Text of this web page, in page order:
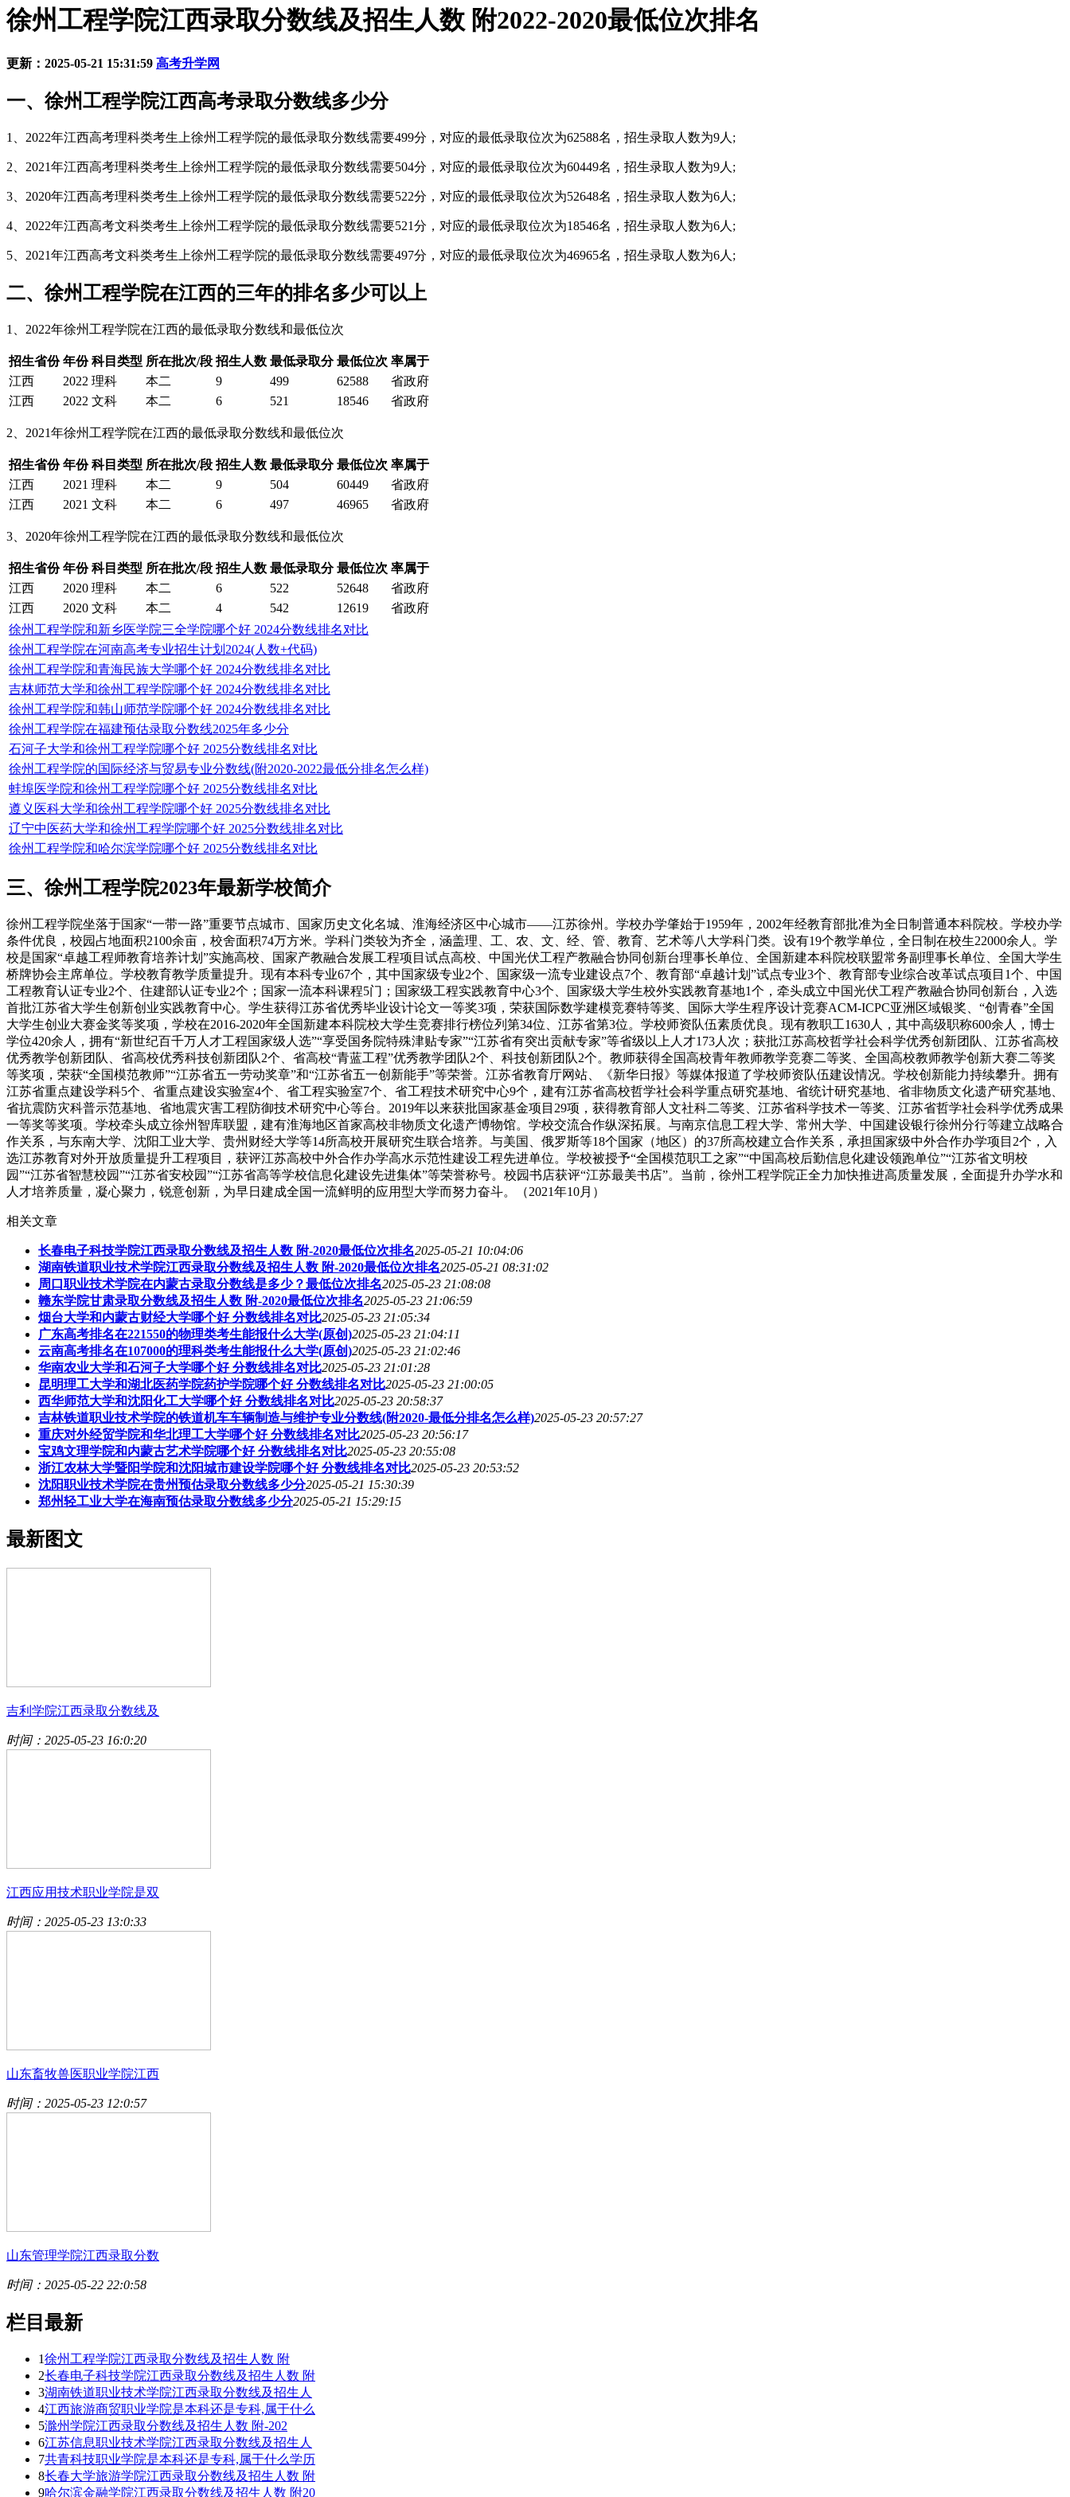
徐州工程学院江西录取分数线及招生人数 附2022-2020最低位次排名
更新：2025-05-21 15:31:59 高考升学网
一、徐州工程学院江西高考录取分数线多少分
1、2022年江西高考理科类考生上徐州工程学院的最低录取分数线需要499分，对应的最低录取位次为62588名，招生录取人数为9人;
2、2021年江西高考理科类考生上徐州工程学院的最低录取分数线需要504分，对应的最低录取位次为60449名，招生录取人数为9人;
3、2020年江西高考理科类考生上徐州工程学院的最低录取分数线需要522分，对应的最低录取位次为52648名，招生录取人数为6人;
4、2022年江西高考文科类考生上徐州工程学院的最低录取分数线需要521分，对应的最低录取位次为18546名，招生录取人数为6人;
5、2021年江西高考文科类考生上徐州工程学院的最低录取分数线需要497分，对应的最低录取位次为46965名，招生录取人数为6人;
二、徐州工程学院在江西的三年的排名多少可以上
1、2022年徐州工程学院在江西的最低录取分数线和最低位次
招生省份 年份 科目类型 所在批次/段 招生人数 最低录取分 最低位次 率属于
江西
2022 理科 本二 9 499 62588
省政府
江西
2022 文科 本二 6 521 18546 省政府
2、2021年徐州工程学院在江西的最低录取分数线和最低位次
招生省份 年份 科目类型 所在批次/段 招生人数 最低录取分 最低位次 率属于
江西
2021 理科 本二 9 504 60449
省政府
江西
2021 文科 本二 6 497 46965 省政府
3、2020年徐州工程学院在江西的最低录取分数线和最低位次
招生省份 年份 科目类型 所在批次/段 招生人数 最低录取分 最低位次 率属于
江西
2020 理科 本二 6 522 52648
省政府
江西
2020 文科 本二 4 542 12619
省政府
徐州工程学院和新乡医学院三全学院哪个好 2024分数线排名对比
徐州工程学院在河南高考专业招生计划2024(人数+代码)
徐州工程学院和青海民族大学哪个好 2024分数线排名对比
吉林师范大学和徐州工程学院哪个好 2024分数线排名对比
徐州工程学院和韩山师范学院哪个好 2024分数线排名对比
徐州工程学院在福建预估录取分数线2025年多少分
石河子大学和徐州工程学院哪个好 2025分数线排名对比
徐州工程学院的国际经济与贸易专业分数线(附2020-2022最低分排名怎么样)
蚌埠医学院和徐州工程学院哪个好 2025分数线排名对比
遵义医科大学和徐州工程学院哪个好 2025分数线排名对比
辽宁中医药大学和徐州工程学院哪个好 2025分数线排名对比
徐州工程学院和哈尔滨学院哪个好 2025分数线排名对比
三、徐州工程学院2023年最新学校简介
徐州工程学院坐落于国家“一带一路”重要节点城市、国家历史文化名城、淮海经济区中心城市——江苏徐州。学校办学肇始于1959年，2002年经教育部批准为全日制普通本科院校。学校办学
条件优良，校园占地面积2100余亩，校舍面积74万方米。学科门类较为齐全，涵盖理、工、农、文、经、管、教育、艺术等八大学科门类。设有19个教学单位，全日制在校生22000余人。学
校是国家“卓越工程师教育培养计划”实施高校、国家产教融合发展工程项目试点高校、中国光伏工程产教融合协同创新台理事长单位、全国新建本科院校联盟常务副理事长单位、全国大学生
桥牌协会主席单位。学校教育教学质量提升。现有本科专业67个，其中国家级专业2个、国家级一流专业建设点7个、教育部“卓越计划”试点专业3个、教育部专业综合改革试点项目1个、中国
工程教育认证专业2个、住建部认证专业2个；国家一流本科课程5门；国家级工程实践教育中心3个、国家级大学生校外实践教育基地1个，牵头成立中国光伏工程产教融合协同创新台，入选
首批江苏省大学生创新创业实践教育中心。学生获得江苏省优秀毕业设计论文一等奖3项，荣获国际数学建模竞赛特等奖、国际大学生程序设计竞赛ACM-ICPC亚洲区域银奖、“创青春”全国
大学生创业大赛金奖等奖项，学校在2016-2020年全国新建本科院校大学生竞赛排行榜位列第34位、江苏省第3位。学校师资队伍素质优良。现有教职工1630人，其中高级职称600余人，博士
学位420余人，拥有“新世纪百千万人才工程国家级人选”“享受国务院特殊津贴专家”“江苏省有突出贡献专家”等省级以上人才173人次；获批江苏高校哲学社会科学优秀创新团队、江苏省高校
优秀教学创新团队、省高校优秀科技创新团队2个、省高校“青蓝工程”优秀教学团队2个、科技创新团队2个。教师获得全国高校青年教师教学竞赛二等奖、全国高校教师教学创新大赛二等奖
等奖项，荣获“全国模范教师”“江苏省五一劳动奖章”和“江苏省五一创新能手”等荣誉。江苏省教育厅网站、《新华日报》等媒体报道了学校师资队伍建设情况。学校创新能力持续攀升。拥有
江苏省重点建设学科5个、省重点建设实验室4个、省工程实验室7个、省工程技术研究中心9个，建有江苏省高校哲学社会科学重点研究基地、省统计研究基地、省非物质文化遗产研究基地、
省抗震防灾科普示范基地、省地震灾害工程防御技术研究中心等台。2019年以来获批国家基金项目29项，获得教育部人文社科二等奖、江苏省科学技术一等奖、江苏省哲学社会科学优秀成果
一等奖等奖项。学校牵头成立徐州智库联盟，建有淮海地区首家高校非物质文化遗产博物馆。学校交流合作纵深拓展。与南京信息工程大学、常州大学、中国建设银行徐州分行等建立战略合
作关系，与东南大学、沈阳工业大学、贵州财经大学等14所高校开展研究生联合培养。与美国、俄罗斯等18个国家（地区）的37所高校建立合作关系，承担国家级中外合作办学项目2个，入
选江苏教育对外开放质量提升工程项目，获评江苏高校中外合作办学高水示范性建设工程先进单位。学校被授予“全国模范职工之家”“中国高校后勤信息化建设领跑单位”“江苏省文明校
园”“江苏省智慧校园”“江苏省安校园”“江苏省高等学校信息化建设先进集体”等荣誉称号。校园书店获评“江苏最美书店”。当前，徐州工程学院正全力加快推进高质量发展，全面提升办学水和
人才培养质量，凝心聚力，锐意创新，为早日建成全国一流鲜明的应用型大学而努力奋斗。（2021年10月）
相关文章
长春电子科技学院江西录取分数线及招生人数 附-2020最低位次排名2025-05-21 10:04:06
湖南铁道职业技术学院江西录取分数线及招生人数 附-2020最低位次排名2025-05-21 08:31:02
周口职业技术学院在内蒙古录取分数线是多少？最低位次排名2025-05-23 21:08:08
赣东学院甘肃录取分数线及招生人数 附-2020最低位次排名2025-05-23 21:06:59
烟台大学和内蒙古财经大学哪个好 分数线排名对比2025-05-23 21:05:34
广东高考排名在221550的物理类考生能报什么大学(原创)2025-05-23 21:04:11
云南高考排名在107000的理科类考生能报什么大学(原创)2025-05-23 21:02:46
华南农业大学和石河子大学哪个好 分数线排名对比2025-05-23 21:01:28
昆明理工大学和湖北医药学院药护学院哪个好 分数线排名对比2025-05-23 21:00:05
西华师范大学和沈阳化工大学哪个好 分数线排名对比2025-05-23 20:58:37
吉林铁道职业技术学院的铁道机车车辆制造与维护专业分数线(附2020-最低分排名怎么样)2025-05-23 20:57:27
重庆对外经贸学院和华北理工大学哪个好 分数线排名对比2025-05-23 20:56:17
宝鸡文理学院和内蒙古艺术学院哪个好 分数线排名对比2025-05-23 20:55:08
浙江农林大学暨阳学院和沈阳城市建设学院哪个好 分数线排名对比2025-05-23 20:53:52
沈阳职业技术学院在贵州预估录取分数线多少分2025-05-21 15:30:39
郑州轻工业大学在海南预估录取分数线多少分2025-05-21 15:29:15
最新图文
吉利学院江西录取分数线及
时间：2025-05-23 16:0:20
江西应用技术职业学院是双
时间：2025-05-23 13:0:33
山东畜牧兽医职业学院江西
时间：2025-05-23 12:0:57
山东管理学院江西录取分数
时间：2025-05-22 22:0:58
栏目最新
1徐州工程学院江西录取分数线及招生人数 附
2长春电子科技学院江西录取分数线及招生人数 附
3湖南铁道职业技术学院江西录取分数线及招生人
4江西旅游商贸职业学院是本科还是专科,属于什么
5滁州学院江西录取分数线及招生人数 附-202
6江苏信息职业技术学院江西录取分数线及招生人
7共青科技职业学院是本科还是专科,属于什么学历
8长春大学旅游学院江西录取分数线及招生人数 附
9哈尔滨金融学院江西录取分数线及招生人数 附20